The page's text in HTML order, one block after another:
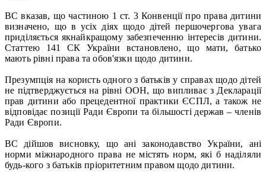
ВС вказав, що частиною 1 ст. 3 Конвенції про права дитини
визначено, що в усіх діях щодо дітей першочергова увага
приділяється якнайкращому забезпеченню інтересів дитини.
Статтею 141 СК України встановлено, що мати, батько
мають рівні права та обов'язки щодо дитини.
Презумпція на користь одного з батьків у справах щодо дітей
не підтверджується на рівні ООН, що випливає з Декларації
прав дитини або прецедентної практики ЄСПЛ, а також не
відповідає позиції Ради Європи та більшості держав – членів
Ради Європи.
ВС дійшов висновку, що ані законодавство України, ані
норми міжнародного права не містять норм, які б наділяли
будь-кого з батьків пріоритетним правом щодо дитини.